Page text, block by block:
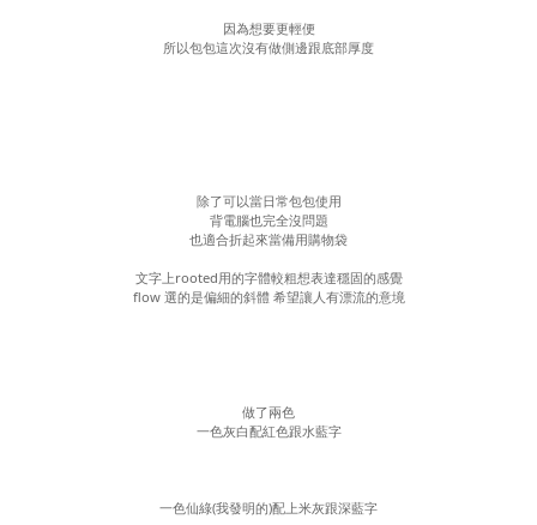
因為想要更輕便
所以包包這次沒有做側邊跟底部厚度
除了可以當日常包包使用
背電腦也完全沒問題
也適合折起來當備用購物袋
文字上rooted用的字體較粗想表達穩固的感覺
flow 選的是偏細的斜體 希望讓人有漂流的意境
做了兩色
一色灰白配紅色跟水藍字
一色仙綠(我發明的)配上米灰跟深藍字